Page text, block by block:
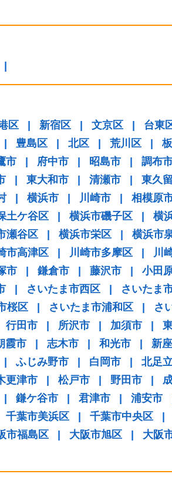
|
区 | 新宿区 | 文京区 | 台東
| 豊島区 | 北区 | 荒川区 |
市 | 府中市 | 昭島市 | 調布
| 東大和市 | 清瀬市 | 東久
| 横浜市 | 川崎市 | 相模原
土ケ谷区 | 横浜市磯子区 | 横
瀬谷区 | 横浜市栄区 | 横浜市
市高津区 | 川崎市多摩区 | 川
市 | 鎌倉市 | 藤沢市 | 小田
| さいたま市西区 | さいたま
桜区 | さいたま市浦和区 | さ
行田市 | 所沢市 | 加須市 |
霞市 | 志木市 | 和光市 | 新
| ふじみ野市 | 白岡市 | 北足
更津市 | 松戸市 | 野田市 |
| 鎌ケ谷市 | 君津市 | 浦安市
千葉市美浜区 | 千葉市中央区 |
市福島区 | 大阪市旭区 | 大阪